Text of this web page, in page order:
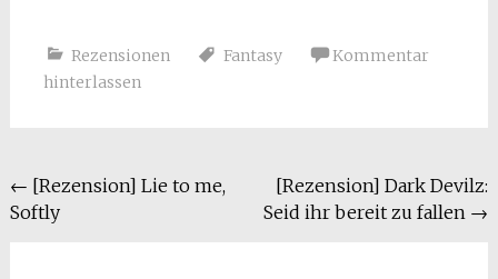
Rezensionen Fantasy
Kommentar
hinterlassen
Beitragsnavigation
← [Rezension] Lie to me,
Softly
[Rezension] Dark Devilz:
Seid ihr bereit zu fallen →